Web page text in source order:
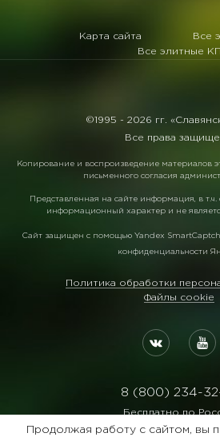
Карта сайта
Все
Все элитные КП
©1995 - 2026 гг.
Все права
Копирование и воспроизведение материалов
письменного согласия
Представленная на сайте информация, в т.ч.
информационный характер и не
Сайт защищен с помощью Yandex
конфиденциальности
Политика обработки
Файлы cookie
8 (800) 234-
Бесплатно по
Продолжая работу с сайтом, вы